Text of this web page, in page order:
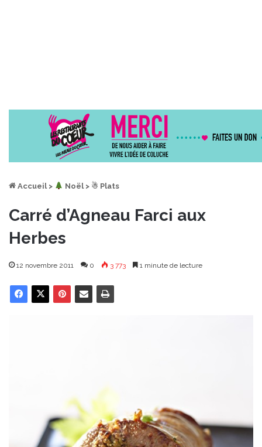
Accueil > ︎ Noël > ☃ Plats
Carré d’Agneau Farci aux
Herbes
12 novembre 2011 0 3 773 1 minute de lecture